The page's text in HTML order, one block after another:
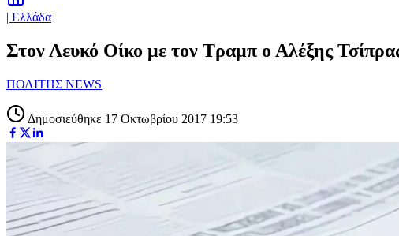
| Ελλάδα
Στον Λευκό Οίκο με τον Τραμπ ο Αλέξης
ΠΟΛΙΤΗΣ NEWS
Δημοσιεύθηκε 17 Οκτωβρίου 2017 19:53